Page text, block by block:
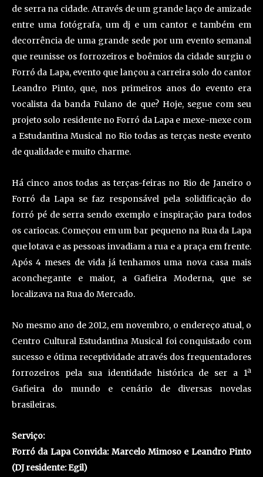
de serra na cidade. Através de um grande laço de amizade
entre uma fotógrafa, um dj e um cantor e também em
decorrência de uma grande sede por um evento semanal
que reunisse os forrozeiros e boêmios da cidade surgiu o
Forró da Lapa, evento que lançou a carreira solo do cantor
Leandro Pinto, que, nos primeiros anos do evento era
vocalista da banda Fulano de que? Hoje, segue com seu
projeto solo residente no Forró da Lapa e mexe-mexe com
a Estudantina Musical no Rio todas as terças neste evento
de qualidade e muito charme.
Há cinco anos todas as terças-feiras no Rio de Janeiro o
Forró da Lapa se faz responsável pela solidificação do
forró pé de serra sendo exemplo e inspiração para todos
os cariocas. Começou em um bar pequeno na Rua da Lapa
que lotava e as pessoas invadiam a rua e a praça em frente.
Após 4 meses de vida já tenhamos uma nova casa mais
aconchegante e maior, a Gafieira Moderna, que se
localizava na Rua do Mercado.
No mesmo ano de 2012, em novembro, o endereço atual, o
Centro Cultural Estudantina Musical foi conquistado com
sucesso e ótima receptividade através dos frequentadores
forrozeiros pela sua identidade histórica de ser a 1ª
Gafieira do mundo e cenário de diversas novelas
brasileiras.
Serviço:
Forró da Lapa Convida: Marcelo Mimoso e Leandro Pinto
(DJ residente: Egil)